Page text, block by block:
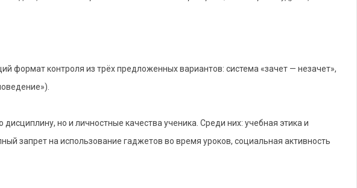
формат контроля из трёх предложенных вариантов: система «зачет — незачет»,
но и личностные качества ученика. Среди них: учебная этика и
запрет на использование гаджетов во время уроков, социальная активность